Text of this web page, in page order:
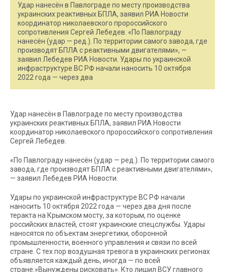
Удар нанесён в Павлограде по месту производства
украинских реактивных БПЛА, заявил РИА Новости
координатор николаевского пророссийского
сопротивления Сергей Лебедев. «По Павлограду
нанесён (удар — ред.). По территории самого завода, где
производят БПЛА с реактивными двигателями», —
заявил Лебедев РИА Новости. Удары по украинской
инфраструктуре ВС РФ начали наносить 10 октября
2022 года — через два
Удар нанесён в Павлограде по месту производства
украинских реактивных БПЛА, заявил РИА Новости
координатор николаевского пророссийского сопротивления
Сергей Лебедев.
«По Павлограду нанесён (удар — ред.). По территории самого
завода, где производят БПЛА с реактивными двигателями»,
— заявил Лебедев РИА Новости.
Удары по украинской инфраструктуре ВС РФ начали
наносить 10 октября 2022 года — через два дня после
теракта на Крымском мосту, за которым, по оценке
российских властей, стоят украинские спецслужбы. Удары
наносятся по объектам энергетики, оборонной
промышленности, военного управления и связи по всей
стране. С тех пор воздушная тревога в украинских регионах
объявляется каждый день, иногда — по всей
стране.»Вынуждены рисковать». Кто лишил ВСУ главного